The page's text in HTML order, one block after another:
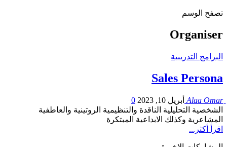
تصفح الوسم
Organiser
البرامج التدريبية
Sales Persona
أبريل 10, 2023
0
الشخصية التحليلية الناقدة والتنظيمية الروتينية والعاطفية
المشاعرية وكذلك الابداعية المبتكرة
اقرأ أكثر...